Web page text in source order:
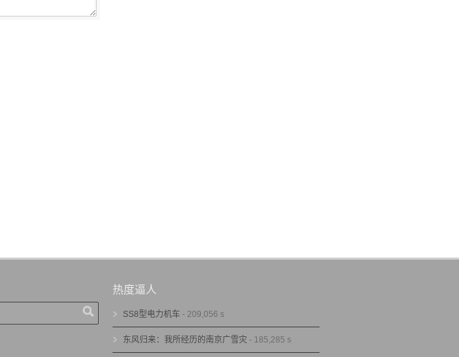
热度逼人
SS8型电力机车 - 209,056 s
东风归来：我所经历的南京广雪灾 - 185,285 s